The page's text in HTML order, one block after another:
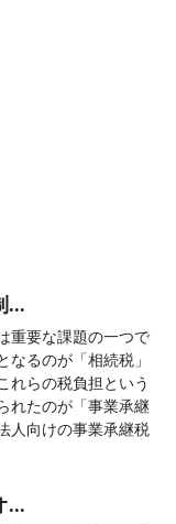
...
重要な課題の一つで
なるのが「相続税」
れらの税負担という
れたのが「事業承継
人向けの事業承継税
...